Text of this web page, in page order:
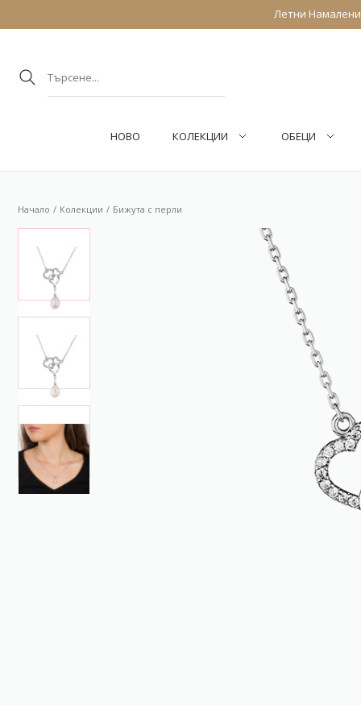
Летни
НОВО КОЛЕКЦИИ ОБEЦИ
Начало Колекции Бижута с перли